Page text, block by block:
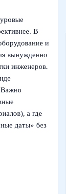
В
и
вынужденно
инженеров.
Важно
а где
даты» без